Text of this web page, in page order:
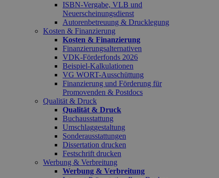
ISBN-Vergabe, VLB und
Neuerscheinungsdienst
Autorenbetreuung & Drucklegung
Kosten & Finanzierung
Kosten & Finanzierung
Finanzierungsalternativen
VDK-Förderfonds 2026
Beispiel-Kalkulationen
VG WORT-Ausschüttung
Finanzierung und Förderung für
Promovenden & Postdocs
Qualität & Druck
Qualität & Druck
Buchausstattung
Umschlaggestaltung
Sonderausstattungen
Dissertation drucken
Festschrift drucken
Werbung & Verbreitung
Werbung & Verbreitung